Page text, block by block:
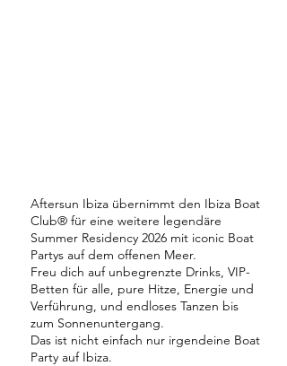
Aftersun Ibiza übernimmt den Ibiza Boat
Club® für eine weitere legendäre
Summer Residency 2026 mit iconic Boat
Partys auf dem offenen Meer.
Freu dich auf unbegrenzte Drinks, VIP-
Betten für alle, pure Hitze, Energie und
Verführung, und endloses Tanzen bis
zum Sonnenuntergang.
Das ist nicht einfach nur irgendeine Boat
Party auf Ibiza.